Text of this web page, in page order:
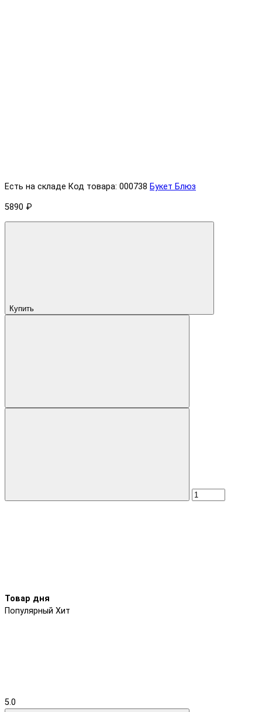
Есть на складе Код товара: 000738 Букет Блюз
5890 ₽
Купить
Товар дня
Популярный Хит
5.0